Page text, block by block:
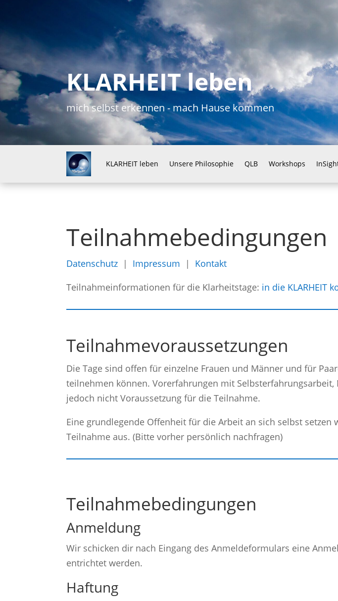
KLARHEIT leben
mich selbst erkennen - mach Hause kommen
KLARHEIT leben Unsere Philosophie QLB Workshops
Teilnahmebedingungen
Datenschutz | Impressum | Kontakt
Teilnahmeinformationen für die Klarheitstage: in die KLARHEIT
Teilnahmevoraussetzungen
Die Tage sind offen für einzelne Frauen und Männer und für
teilnehmen können. Vorerfahrungen mit
jedoch nicht Voraussetzung für die Teilnahme.
Eine grundlegende Offenheit für die Arbeit an sich selbst
Teilnahme aus. (Bitte vorher persönlich nachfragen)
Teilnahmebedingungen
Anmeldung
Wir schicken dir nach Eingang des Anmeldeformulars eine
entrichtet werden.
Haftung